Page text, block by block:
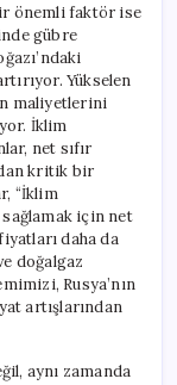
önemli faktör ise
gübre
Yükselen
maliyetlerini
İklim
net sıfır
kritik bir
“İklim
için net
daha da
doğalgaz
Rusya’nın
artışlarından
aynı zamanda